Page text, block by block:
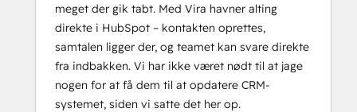
meget der gik tabt. Med Vira havner alting
direkte i HubSpot – kontakten oprettes,
samtalen ligger der, og teamet kan svare direkte
fra indbakken. Vi har ikke været nødt til at jage
nogen for at få dem til at opdatere CRM-
systemet, siden vi satte det her op.